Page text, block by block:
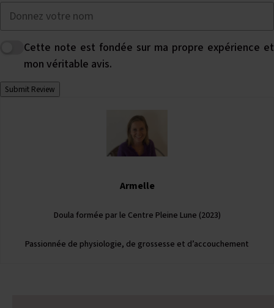
Cette note est fondée sur ma propre expérience et
mon véritable avis.
Submit Review
Armelle
Doula formée par le Centre Pleine Lune (2023)
Passionnée de physiologie, de grossesse et d’accouchement